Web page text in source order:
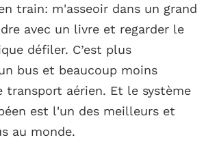
train: m'asseoir dans un grand
avec un livre et regarder le
défiler. C’est plus
bus et beaucoup moins
transport aérien. Et le système
est l'un des meilleurs et
au monde.